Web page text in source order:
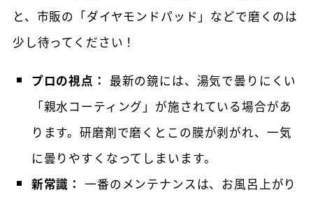
と、市販の「ダイヤモンドパッド」などで磨くのは
少し待ってください！
プロの視点： 最新の鏡には、湯気で曇りにくい
「親水コーティング」が施されている場合があ
ります。研磨剤で磨くとこの膜が剥がれ、一気
に曇りやすくなってしまいます。
新常識： 一番のメンテナンスは、お風呂上がり